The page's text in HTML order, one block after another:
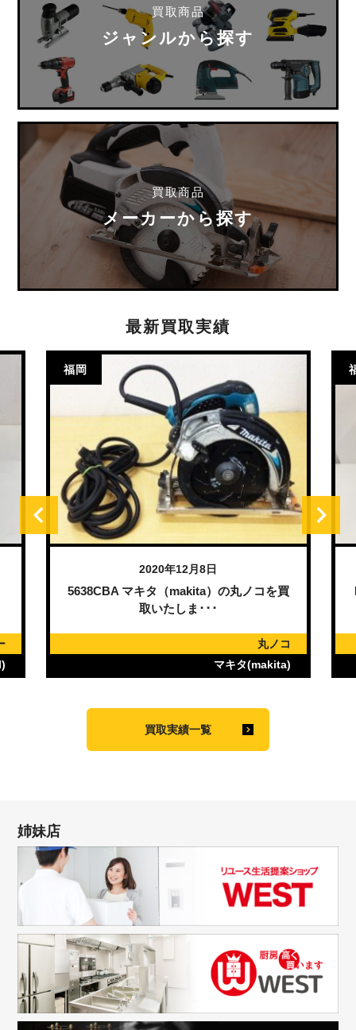
買取商品
ジャンルから探す
買取商品
メーカーから探す
最新買取実績
福岡
2020年12月8日
5638CBA マキタ（makita）の丸ノコを買
取いたしま･･･
丸ノコ
マキタ(makita)
買取実績一覧
姉妹店